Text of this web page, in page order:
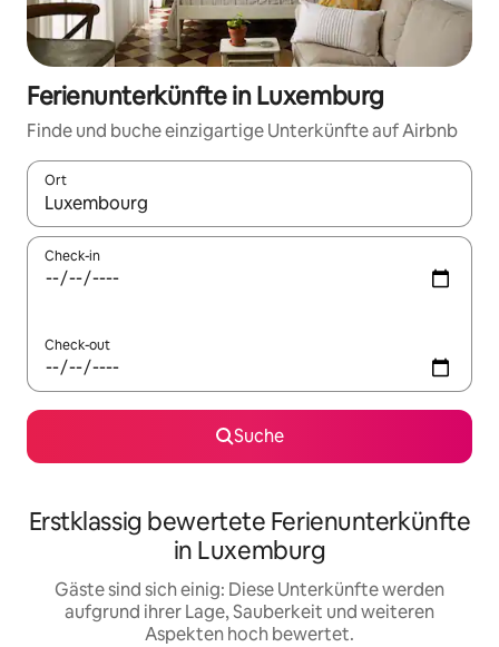
Ferienunterkünfte in Luxemburg
Finde und buche einzigartige Unterkünfte auf Airbnb
Ort
Wenn Ergebnisse verfügbar sind, navigiere mit den
Check-in
Check-out
Suche
Erstklassig bewertete Ferienunterkünfte
in Luxemburg
Gäste sind sich einig: Diese Unterkünfte werden
aufgrund ihrer Lage, Sauberkeit und weiteren
Aspekten hoch bewertet.